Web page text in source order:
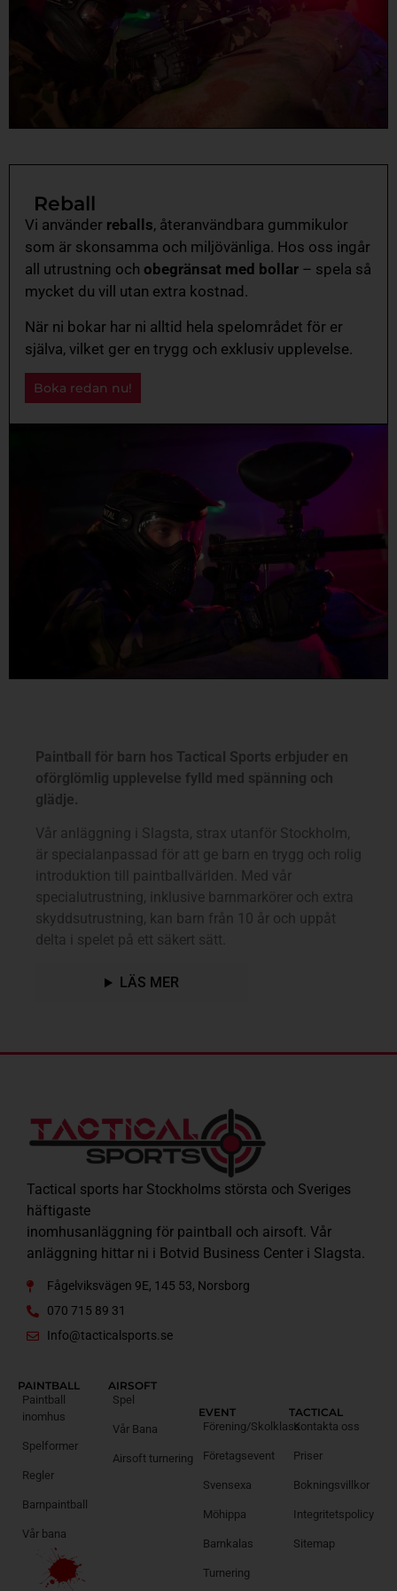
Reball
Vi använder reballs, återanvändbara gummikulor
som är skonsamma och miljövänliga. Hos oss ingår
all utrustning och obegränsat med bollar – spela så
mycket du vill utan extra kostnad.
När ni bokar har ni alltid hela spelområdet för er
själva, vilket ger en trygg och exklusiv upplevelse.
Boka redan nu!
Paintball för barn hos Tactical Sports erbjuder en
oförglömlig upplevelse fylld med spänning och
glädje.
Vår anläggning i Slagsta, strax utanför Stockholm,
är specialanpassad för att ge barn en trygg och rolig
introduktion till paintballvärlden. Med vår
specialutrustning, inklusive barnmarkörer och extra
skyddsutrustning, kan barn från 10 år och uppåt
delta i spelet på ett säkert sätt.
LÄS MER
Tactical sports har Stockholms största och Sveriges
häftigaste
inomhusanläggning för paintball och airsoft. Vår
anläggning hittar ni i Botvid Business Center i Slagsta.
Fågelviksvägen 9E, 145 53, Norsborg
070 715 89 31
Info@tacticalsports.se
PAINTBALL
Paintball
inomhus
Spelformer
Regler
Barnpaintball
Vår bana
AIRSOFT
Spel
Vår Bana
Airsoft turnering
EVENT
Förening/Skolklass
Företagsevent
Svensexa
Möhippa
Barnkalas
Turnering
TACTICAL
Kontakta oss
Priser
Bokningsvillkor
Integritetspolicy
Sitemap